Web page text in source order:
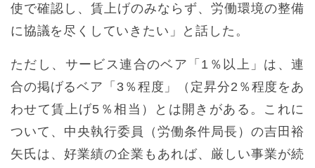
使で確認し、賃上げのみならず、労働環境の整備
に協議を尽くしていきたい」と話した。
ただし、サービス連合のベア「1％以上」は、連
合の掲げるベア「3％程度」（定昇分2％程度をあ
わせて賃上げ5％相当）とは開きがある。これに
ついて、中央執行委員（労働条件局長）の吉田裕
矢氏は、好業績の企業もあれば、厳しい事業が続